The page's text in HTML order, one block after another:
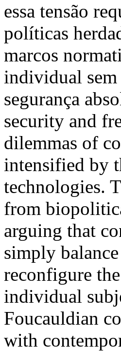
essa tensão
políticas
marcos
individual sem
segurança
security and
dilemmas of
intensified by
technologies.
from
arguing that
simply
reconfigure
individual
Foucauldian
with